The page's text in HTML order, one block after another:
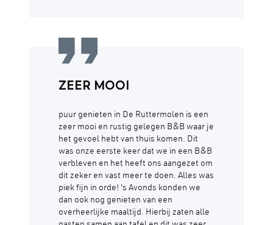
ZEER MOOI
puur genieten in De Ruttermolen is een
zeer mooi en rustig gelegen B&B waar je
het gevoel hebt van thuis komen. Dit
was onze eerste keer dat we in een B&B
verbleven en het heeft ons aangezet om
dit zeker en vast meer te doen. Alles was
piek fijn in orde! 's Avonds konden we
dan ook nog genieten van een
overheerlijke maaltijd. Hierbij zaten alle